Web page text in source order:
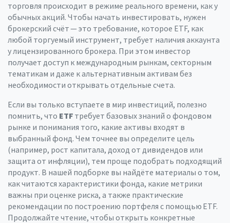
торговля происходит в режиме реального времени, как у
обычных акций. Чтобы начать инвестировать, нужен
брокерский счёт — это требование, которое ETF, как
любой торгуемый инструмент, требует наличия аккаунта
у лицензированного брокера. При этом инвестор
получает доступ к международным рынкам, секторным
тематикам и даже к альтернативным активам без
необходимости открывать отдельные счета.
Если вы только вступаете в мир инвестиций, полезно
помнить, что ETF требует базовых знаний о фондовом
рынке и понимания того, какие активы входят в
выбранный фонд. Чем точнее вы определите цель
(например, рост капитала, доход от дивидендов или
защита от инфляции), тем проще подобрать подходящий
продукт. В нашей подборке вы найдёте материалы о том,
как читаются характеристики фонда, какие метрики
важны при оценке риска, а также практические
рекомендации по построению портфеля с помощью ETF.
Продолжайте чтение, чтобы открыть конкретные